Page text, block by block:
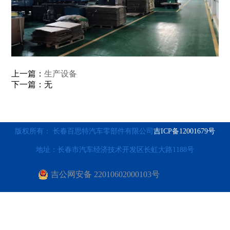
上一篇：生产设备
下一篇：无
版权所有： 长春百思特汽车零部件有限公司 吉ICP备12001679号
地址：长春市汽车经济技术开发区长虹大路1188号
吉公网安备 22010602000103号